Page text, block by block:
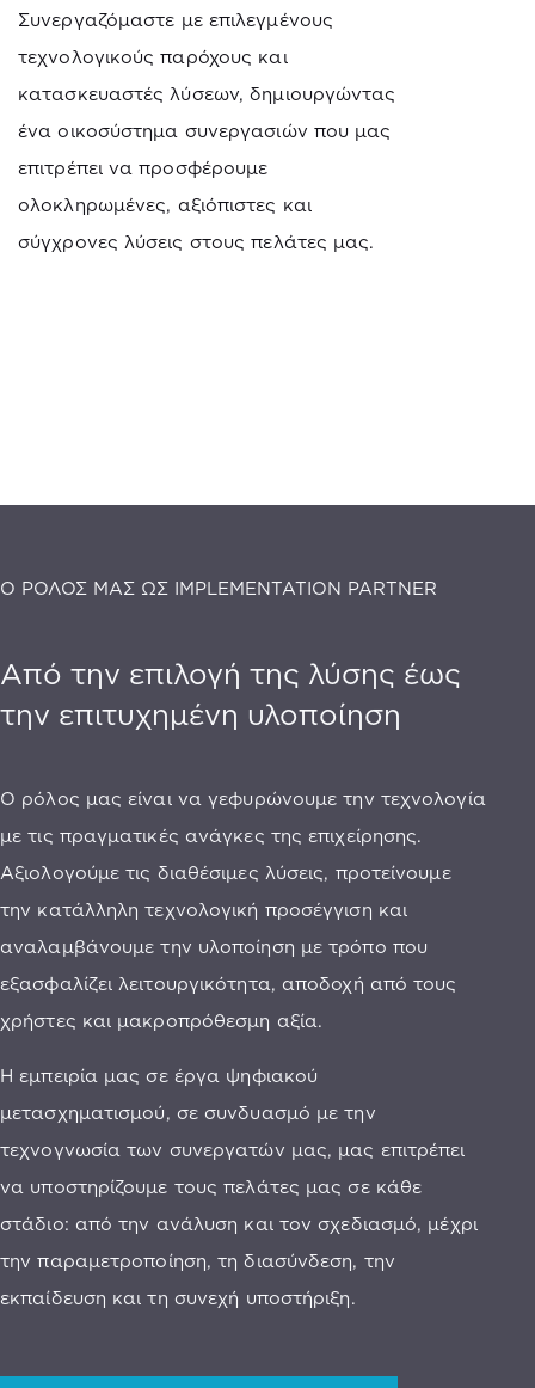
Συνεργαζόμαστε με επιλεγμένους
τεχνολογικούς παρόχους και
κατασκευαστές λύσεων, δημιουργώντας
ένα οικοσύστημα συνεργασιών που μας
επιτρέπει να προσφέρουμε
ολοκληρωμένες, αξιόπιστες και
σύγχρονες λύσεις στους πελάτες μας.
O ΡΟΛΟΣ ΜΑΣ ΩΣ IMPLEMENTATION PARTNER
Από την επιλογή της λύσης έως
την επιτυχημένη υλοποίηση
Ο ρόλος μας είναι να γεφυρώνουμε την τεχνολογία
με τις πραγματικές ανάγκες της επιχείρησης.
Αξιολογούμε τις διαθέσιμες λύσεις, προτείνουμε
την κατάλληλη τεχνολογική προσέγγιση και
αναλαμβάνουμε την υλοποίηση με τρόπο που
εξασφαλίζει λειτουργικότητα, αποδοχή από τους
χρήστες και μακροπρόθεσμη αξία.
Η εμπειρία μας σε έργα ψηφιακού
μετασχηματισμού, σε συνδυασμό με την
τεχνογνωσία των συνεργατών μας, μας επιτρέπει
να υποστηρίζουμε τους πελάτες μας σε κάθε
στάδιο: από την ανάλυση και τον σχεδιασμό, μέχρι
την παραμετροποίηση, τη διασύνδεση, την
εκπαίδευση και τη συνεχή υποστήριξη.